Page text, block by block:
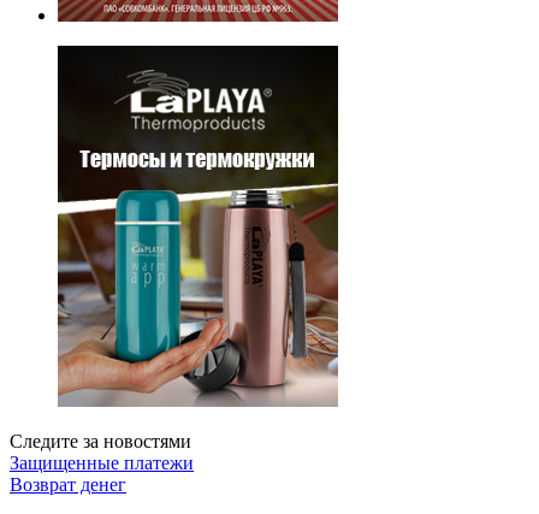
Следите за новостями
Защищенные платежи
Возврат денег